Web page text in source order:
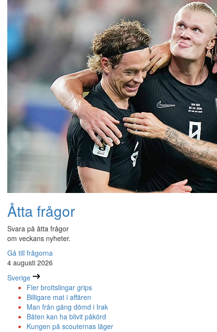
Åtta frågor
Svara på åtta frågor
om veckans nyheter.
Gå till frågorna
4 augusti 2026
Sverige
Fler brottslingar grips
Billigare mat i affären
Man från gäng dömd i Irak
Båten kan ha blivit påkörd
Kungen på scouternas läger